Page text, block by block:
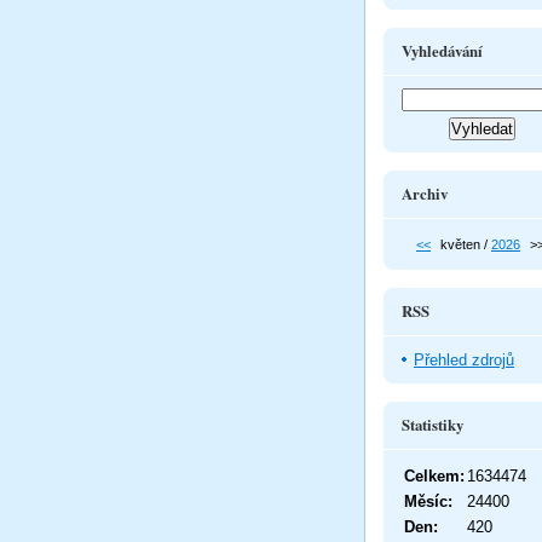
Vyhledávání
Archiv
<< květen / 2026
RSS
Přehled zdrojů
Statistiky
Celkem: 1634474
Měsíc:
24400
Den:
420